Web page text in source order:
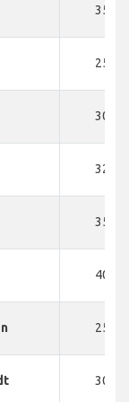
35
25
30
32
35
40
25
30